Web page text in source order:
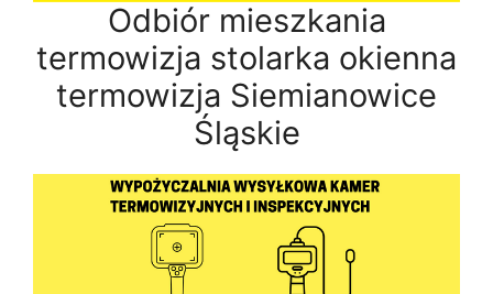
Odbiór mieszkania
termowizja stolarka okienna
termowizja Siemianowice
Śląskie